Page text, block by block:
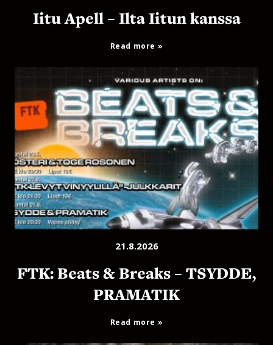
Iitu Apell – Ilta Iitun kanssa
Read more
21.8.2026
FTK: Beats & Breaks – TSYDDE,
PRAMATIK
Read more